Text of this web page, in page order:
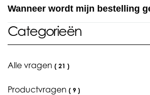
Categorieën
Alle vragen ( 21 )
Productvragen ( 9 )
Wanneer wordt mijn bestelling